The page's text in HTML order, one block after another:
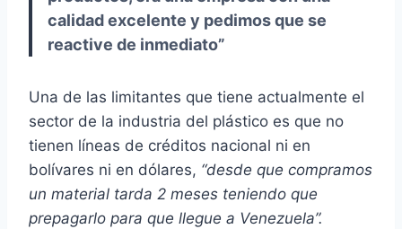
calidad excelente y pedimos que se
reactive de inmediato”
Una de las limitantes que tiene actualmente el
sector de la industria del plástico es que no
tienen líneas de créditos nacional ni en
bolívares ni en dólares, “desde que compramos
un material tarda 2 meses teniendo que
prepagarlo para que llegue a Venezuela”.